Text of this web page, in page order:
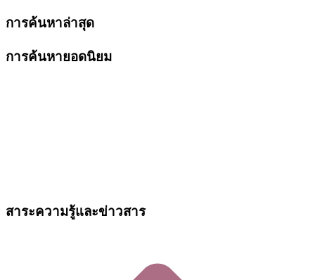
การค้นหาล่าสุด
การค้นหายอดนิยม
สาระความรู้และข่าวสาร